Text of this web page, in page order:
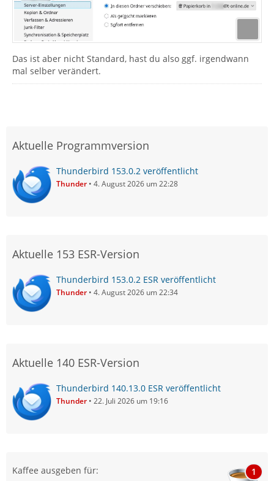
Das ist aber nicht Standard, hast du also ggf. irgendwann
mal selber verändert.
Aktuelle Programmversion
Thunderbird 153.0.2 veröffentlicht
Thunder 4. August 2026 um 22:28
Aktuelle 153 ESR-Version
Thunderbird 153.0.2 ESR veröffentlicht
Thunder 4. August 2026 um 22:34
Aktuelle 140 ESR-Version
Thunderbird 140.13.0 ESR veröffentlicht
Thunder 22. Juli 2026 um 19:16
Kaffee ausgeben für: 1